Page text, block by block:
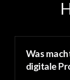
Was
digitale